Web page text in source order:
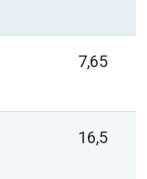
7,65
16,5